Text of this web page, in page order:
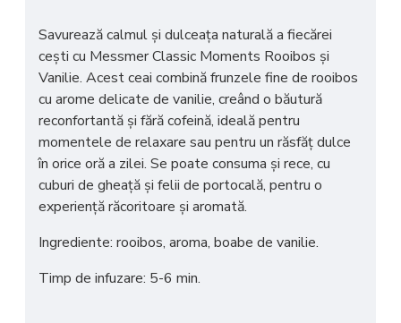
Savureazăcalmul și dulceața naturalăa fiecărei
cești cu Messmer Classic Moments Rooibos și
Vanilie. Acest ceai combinăfrunzele fine de rooibos
cu arome delicate de vanilie, creând o băutură
reconfortantă și fără cofeină, ideală pentru
momentele de relaxare sau pentru un răsfăț dulce
în orice oră a zilei. Se poate consuma și rece, cu
cuburi de gheață și felii de portocală, pentru o
experiență răcoritoare și aromată.
Ingrediente: rooibos, aroma, boabe de vanilie.
Timp de infuzare: 5-6 min.